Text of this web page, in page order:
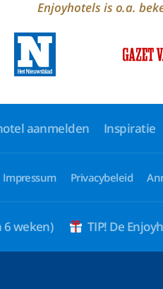
Enjoyhotels is o.a.
aanmelden Inspiratie
Impressum Privacybeleid
weken) TIP! De